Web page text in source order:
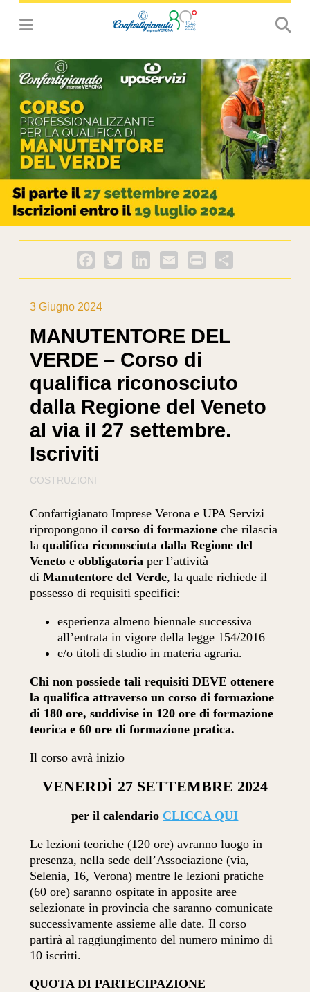
Facebook
Twitter LinkedInEmail PrintFriendly
3 Giugno 2024
MANUTENTORE DEL
VERDE – Corso di
qualifica riconosciuto
dalla Regione del Veneto
al via il 27 settembre.
Iscriviti
COSTRUZIONI
Confartigianato Imprese Verona e UPA Servizi
ripropongono ilcorso di formazione che rilascia
laqualifica riconosciuta dalla Regione del
Veneto eobbligatoria per l’attività
diManutentore del Verde, la quale richiede il
possesso di requisiti specifici:
esperienza almeno biennale successiva
all’entrata in vigore della legge 154/2016
e/o titoli di studio in materia agraria.
Chi non possiede tali requisiti DEVE ottenere
la qualifica attraverso un corso di formazione
di 180 ore, suddivise in 120 ore di formazione
teorica e 60 ore di formazione pratica.
Il corso avrà inizio
VENERDÌ 27 SETTEMBRE 2024
per il calendario CLICCA QUI
Le lezioni teoriche (120 ore) avranno luogo in
presenza, nella sede dell’Associazione (via,
Selenia, 16, Verona) mentre le lezioni pratiche
(60 ore) saranno ospitate in apposite aree
selezionate in provincia che saranno comunicate
successivamente assieme alle date. Il corso
partirà al raggiungimento del numero minimo di
10 iscritti.
QUOTA DI PARTECIPAZIONE